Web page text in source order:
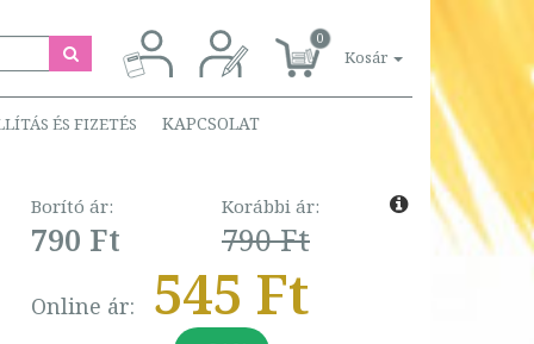
0
Kosár
ÉS FIZETÉS KAPCSOLAT
Borító ár:
790 Ft
Korábbi ár:
790 Ft
Online ár: 545 Ft